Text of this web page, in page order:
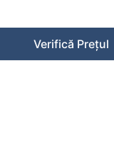
Verifică Prețul